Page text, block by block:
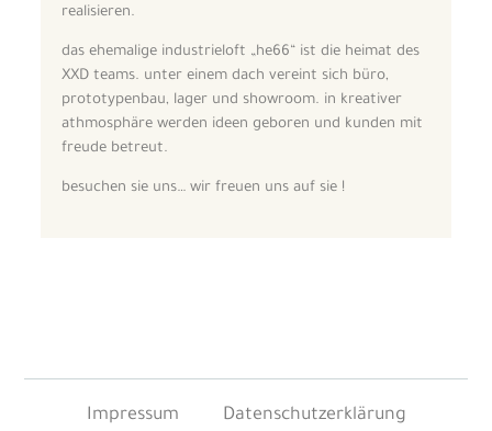
realisieren.
das ehemalige industrieloft „he66“ ist die heimat des
XXD teams. unter einem dach vereint sich büro,
prototypenbau, lager und showroom. in kreativer
athmosphäre werden ideen geboren und kunden mit
freude betreut.
besuchen sie uns… wir freuen uns auf sie !
Impressum Datenschutzerklärung